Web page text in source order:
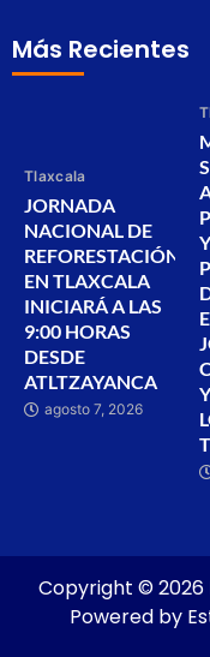
Más Recientes
Tlaxcala
JORNADA
NACIONAL DE
REFORESTACIÓN
EN TLAXCALA
INICIARÁ A LAS
9:00 HORAS
DESDE
ATLTZAYANCA
agosto 7, 2026
Y
Copyright © 2026
Powered by